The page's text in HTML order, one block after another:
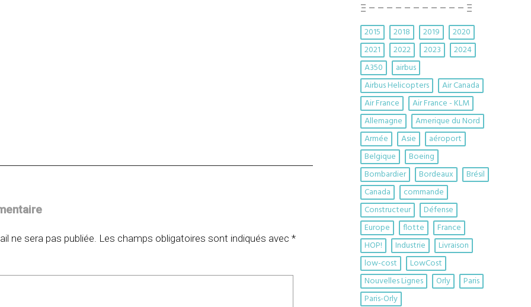
ne sera pas publiée. Les champs obligatoires sont indiqués avec *
Ξ – – – – – – – – – – – Ξ
2015 2018 2019
2020
2021
2022 2023
2024
A350
airbus
Airbus Helicopters
Air Canada
Air France
Air France - KLM
Allemagne
Amerique du Nord
Armée
Asie
aéroport
Belgique
Boeing
Bombardier
Bordeaux
Brésil
Canada
commande
Constructeur
Défense
Europe
flotte
France
HOP!
Industrie
Livraison
low-cost
LowCost
Nouvelles Lignes
Orly
Paris
Paris-Orly